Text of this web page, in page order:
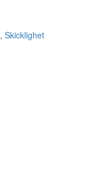
, Skicklighet